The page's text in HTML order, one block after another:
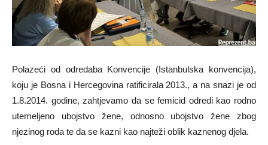
Polazeći od odredaba Konvencije (Istanbulska konvencija),
koju je Bosna i Hercegovina ratificirala 2013., a na snazi je od
1.8.2014. godine, zahtjevamo da se femicid odredi kao rodno
utemeljeno ubojstvo žene, odnosno ubojstvo žene zbog
njezinog roda te da se kazni kao najteži oblik kaznenog djela.